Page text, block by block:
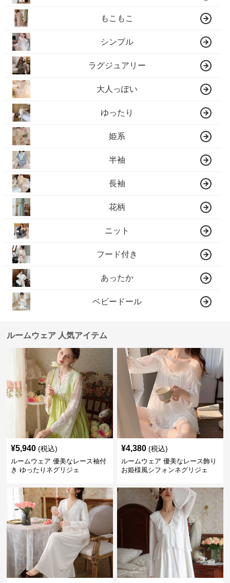
もこもこ
シンプル
ラグジュアリー
大人っぽい
ゆったり
姫系
半袖
長袖
花柄
ニット
フード付き
あったか
ベビードール
ルームウェア 人気アイテム
¥5,940 (税込)
ルームウェア 優美なレース袖付
き ゆったりネグリジェ
¥4,380 (税込)
ルームウェア 優美なレース飾り
お姫様風シフォンネグリジェ